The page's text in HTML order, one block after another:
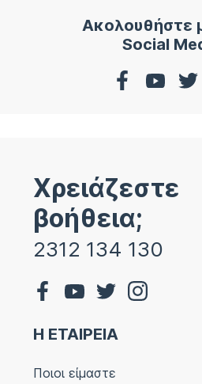
Ακολουθήστε
Social
Χρειάζεστε
βοήθεια;
2312 134 130
Η ΕΤΑΙΡΕΙΑ
Ποιοι είμαστε